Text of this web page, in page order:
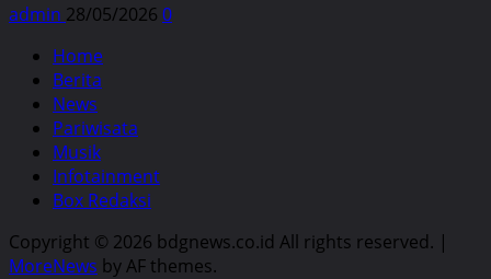
admin 28/05/2026 0
Home
Berita
News
Pariwisata
Musik
Infotainment
Box Redaksi
Copyright © 2026 bdgnews.co.id All rights reserved. |
MoreNews by AF themes.